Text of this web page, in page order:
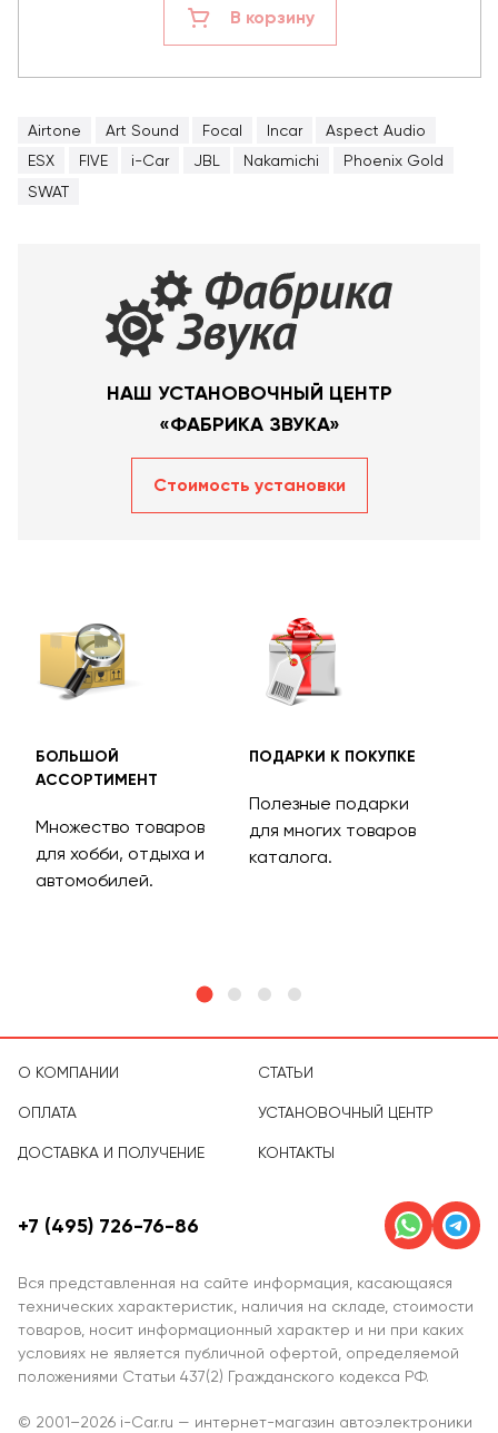
В корзину
Airtone Art Sound Focal Incar
Aspect Audio
ESX
FIVE i-Car JBL Nakamichi
Phoenix Gold
SWAT
НАШ УСТАНОВОЧНЫЙ ЦЕНТР
«ФАБРИКА ЗВУКА»
Стоимость уcтановки
БОЛЬШОЙ
АССОРТИМЕНТ
Множество товаров
для хобби, отдыха и
автомобилей.
ПОДАРКИ К ПОКУПКЕ
Полезные подарки
для многих товаров
каталога.
О КОМПАНИИ
ОПЛАТА
ДОСТАВКА И ПОЛУЧЕНИЕ
СТАТЬИ
УСТАНОВОЧНЫЙ ЦЕНТР
КОНТАКТЫ
Вся представленная на сайте информация, касающаяся
технических характеристик, наличия на складе, стоимости
товаров, носит информационный характер и ни при каких
условиях не является публичной офертой, определяемой
положениями Статьи 437(2) Гражданского кодекса РФ.
+7 (495) 726-76-86
© 2001–2026 i-Car.ru — интернет-магазин автоэлектроники